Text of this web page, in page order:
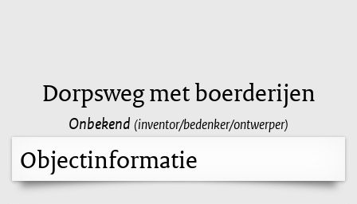
Dorpsweg met boerderijen
Onbekend (inventor/bedenker/ontwerper)
Objectinformatie